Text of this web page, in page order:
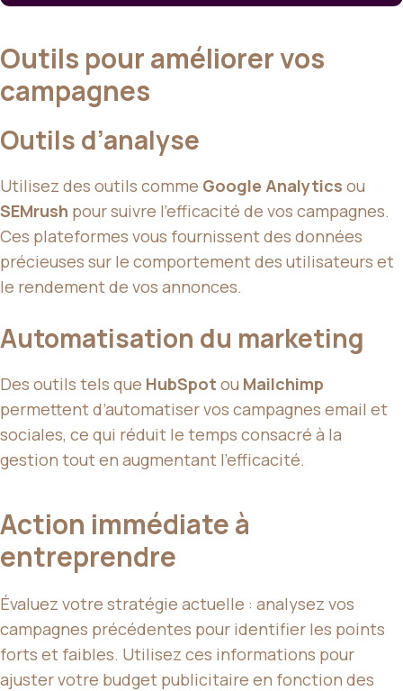
Outils pour améliorer vos
campagnes
Outils d’analyse
Utilisez des outils comme Google Analytics ou
SEMrush pour suivre l’efficacité de vos campagnes.
Ces plateformes vous fournissent des données
précieuses sur le comportement des utilisateurs et
le rendement de vos annonces.
Automatisation du marketing
Des outils tels que HubSpot ou Mailchimp
permettent d’automatiser vos campagnes email et
sociales, ce qui réduit le temps consacré à la
gestion tout en augmentant l’efficacité.
Action immédiate à
entreprendre
Évaluez votre stratégie actuelle : analysez vos
campagnes précédentes pour identifier les points
forts et faibles. Utilisez ces informations pour
ajuster votre budget publicitaire en fonction des